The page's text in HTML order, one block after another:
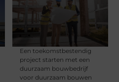
Een toekomstbestendig
project starten met een
duurzaam bouwbedrijf
voor duurzaam bouwen